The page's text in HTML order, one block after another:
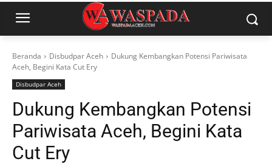
Beranda Disbudpar Aceh
Dukung Kembangkan Potensi Pariwisata
Aceh, Begini Kata Cut Ery
Disbudpar Aceh
Dukung Kembangkan Potensi
Pariwisata Aceh, Begini Kata
Cut Ery